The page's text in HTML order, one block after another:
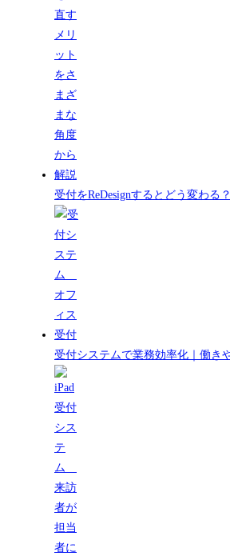
受付をReDesignするとどう変わる
受付システムで業務効率化｜働き